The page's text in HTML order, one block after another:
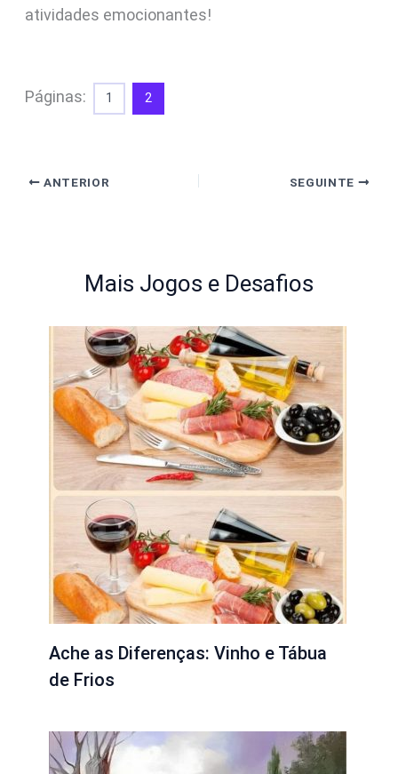
atividades emocionantes!
Páginas: 1 2
ANTERIOR SEGUINTE
Mais Jogos e Desafios
Ache as Diferenças: Vinho e Tábua
de Frios